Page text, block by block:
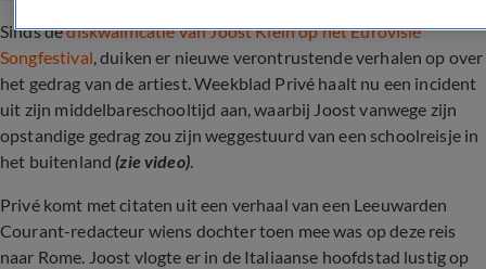
Sinds dediskwalificatie van Joost Klein op het Eurovisie
Songfestival, duiken er nieuwe verontrustende verhalen op over
het gedrag van de artiest. Weekblad Privé haalt nu een incident
uit zijn middelbareschooltijd aan, waarbij Joost vanwege zijn
opstandige gedrag zou zijn weggestuurd van een schoolreisje in
het buitenland(zie video).
Privé komt met citaten uit een verhaal van een Leeuwarden
Courant-redacteur wiens dochter toen mee was op deze reis
naar Rome. Joost vlogte er in de Italiaanse hoofdstad lustig op